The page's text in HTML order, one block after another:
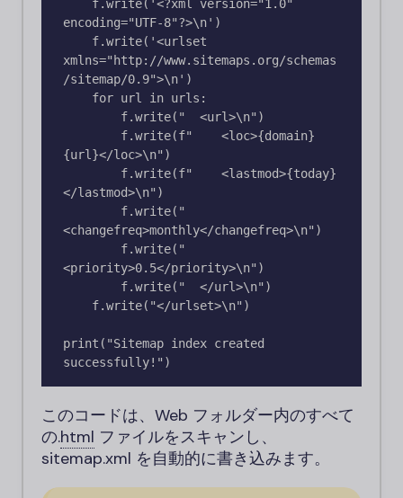
encoding="UTF-8"?>\n')
xmlns="http://www.sitemaps.org/schemas
/sitemap/0.9">\n')
{url}</loc>\n")
</lastmod>\n")
<changefreq>monthly</changefreq>\n")
<priority>0.5</priority>\n")
print("Sitemap index created
successfully!")
このコードは、Web フォルダー内のすべて
の.html ファイルをスキャンし、
sitemap.xml を自動的に書き込みます。